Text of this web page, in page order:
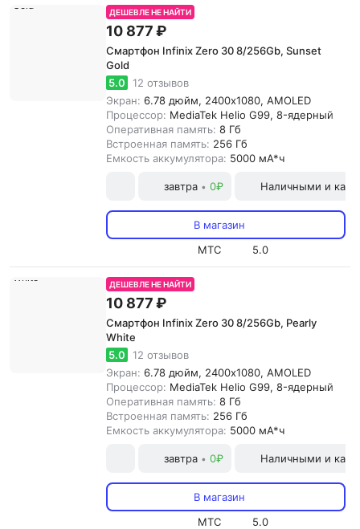
ДЕШЕВЛЕ НЕ НАЙТИ
10 877 ₽
Смартфон Infinix Zero 30 8/256Gb, Sunset
Gold
5.0
12 отзывов
Экран: 6.78 дюйм, 2400x1080, AMOLED
Процессор: MediaTek Helio G99, 8-ядерный
Оперативная память: 8 Гб
Встроенная память: 256 Гб
Емкость аккумулятора: 5000 мА*ч
завтра • 0₽ Наличными и
В магазин
МТС
5.0
ДЕШЕВЛЕ НЕ НАЙТИ
10 877 ₽
Смартфон Infinix Zero 30 8/256Gb, Pearly
White
5.0
12 отзывов
Экран: 6.78 дюйм, 2400x1080, AMOLED
Процессор: MediaTek Helio G99, 8-ядерный
Оперативная память: 8 Гб
Встроенная память: 256 Гб
Емкость аккумулятора: 5000 мА*ч
завтра • 0₽ Наличными и
В магазин
МТС
5.0